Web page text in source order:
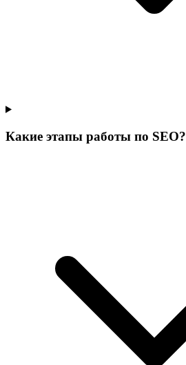
Какие этапы работы по SEO?